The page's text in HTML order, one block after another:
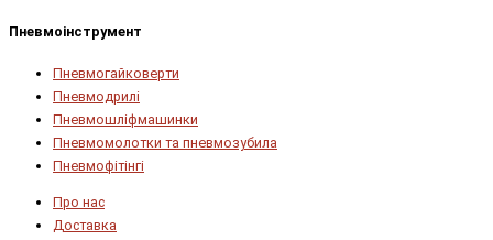
Пневмоінструмент
Пневмогайковерти
Пневмодрилі
Пневмошліфмашинки
Пневмомолотки та пневмозубила
Пневмофітінгі
Про нас
Доставка